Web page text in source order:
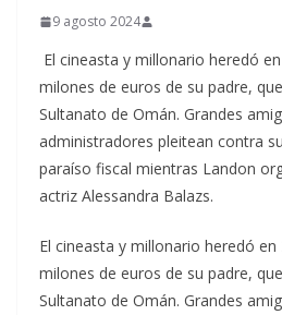
9 agosto 2024
El cineasta y millonario heredó
milones de euros de su padre,
Sultanato de Omán. Grandes
administradores pleitean contra
paraíso fiscal mientras Landon
actriz Alessandra Balazs.
​El cineasta y millonario heredó en
milones de euros de su padre,
Sultanato de Omán. Grandes